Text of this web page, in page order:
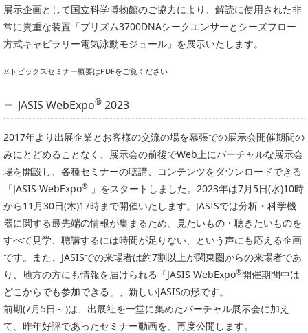
展示企画として国立科学博物館のご協力により、解読に使用された非
常に貴重な装置「プリズム3700DNAシークエンサーとシーズフロー
方式キャピラリー電気泳動モジュール」を展示いたします。
※トピックスセミナー概要はPDFをご覧ください
JASIS WebExpo®2023
2017年より出展企業とお客様の交流の場を幕張での展示会開催期間の
みにとどめることなく、展示会の前後でWeb上にバーチャルな展示会
場を開設し、各種セミナーの聴講、コンテンツをダウンロードできる
「JASIS WebExpo®
」をスタートしました。2023年は7月5日(水)10時
から11月30日(木)17時まで開催いたします。JASISでは分析・科学機
器に関する最先端の情報が集まるため、見たいもの・聴きたいものを
すべて見学、聴講するには時間が足りない、という声にも応える企画
です。また、JASISでの来場者は約7割以上が関東圏からの来場者であ
り、地方の方にも情報を届けられる「JASIS WebExpo®開催期間中は
どこからでも参加できる」、新しいJASISの形です。
前期(7月5日～)は、出展社を一堂に集めたバーチャル展示会に加え
て、昨年好評であったセミナー動画を、再度公開します。